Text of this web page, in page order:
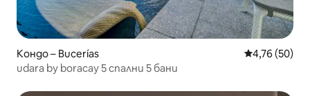
Кондо – Bucerías Средна
4,76 (50)
udara by boracay 5 спални 5 бани